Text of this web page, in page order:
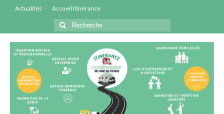
Actualités Accueil Itinérance